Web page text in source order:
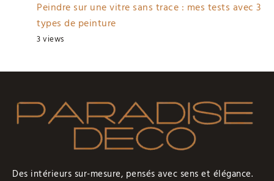
Peindre sur une vitre sans trace : mes tests avec 3
types de peinture
3 views
Des intérieurs sur-mesure, pensés avec sens et élégance.